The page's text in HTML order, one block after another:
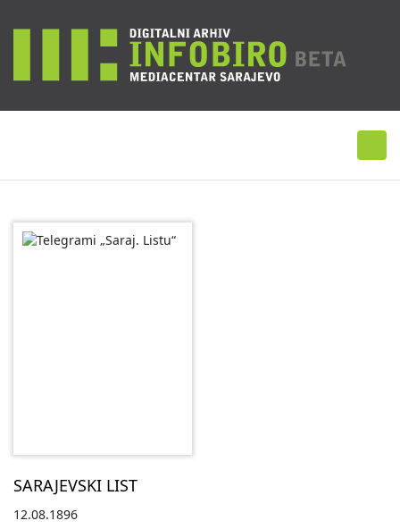
SARAJEVSKI LIST
12.08.1896